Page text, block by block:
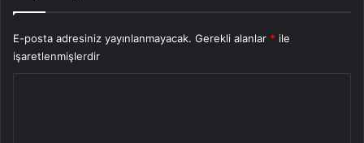
E-posta adresiniz yayınlanmayacak. Gerekli alanlar * ile
işaretlenmişlerdir